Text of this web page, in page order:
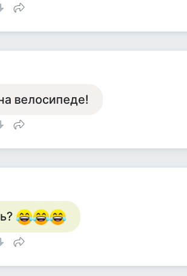
велосипеде!